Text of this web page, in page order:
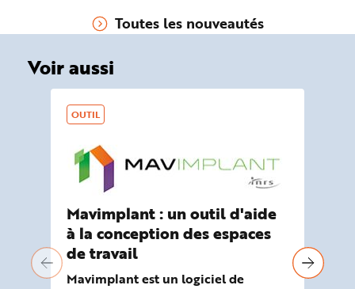
et travail de bureau.
Toutes les nouveautés
Voir aussi
OUTIL
Mavimplant : un outil d'aide
à la conception des espaces
de travail
Mavimplant est un logiciel de